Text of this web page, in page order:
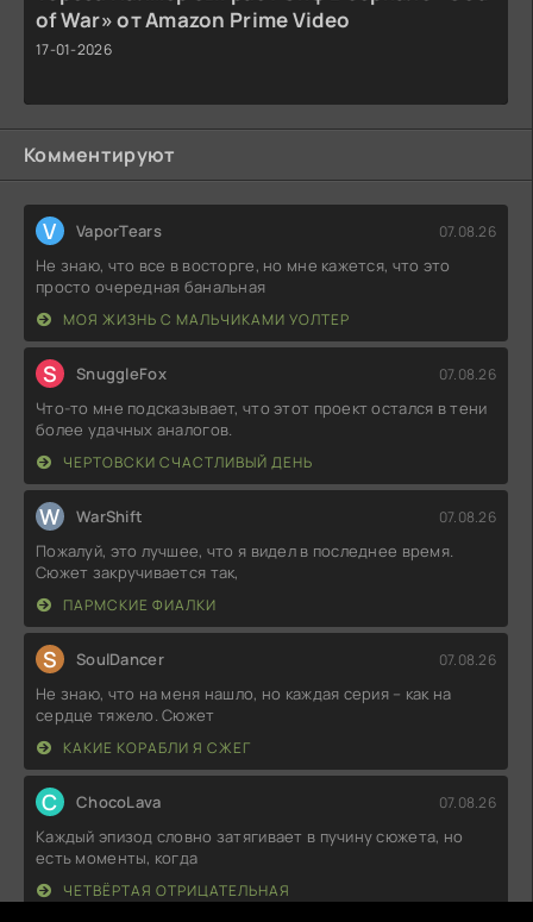
of War» от Amazon Prime Video
17-01-2026
Комментируют
V VaporTears 07.08.26
Не знаю, что все в восторге, но мне кажется, что это
просто очередная банальная
МОЯ ЖИЗНЬ С МАЛЬЧИКАМИ УОЛТЕР
S SnuggleFox 07.08.26
Что-то мне подсказывает, что этот проект остался в тени
более удачных аналогов.
ЧЕРТОВСКИ СЧАСТЛИВЫЙ ДЕНЬ
W WarShift 07.08.26
Пожалуй, это лучшее, что я видел в последнее время.
Сюжет закручивается так,
ПАРМСКИЕ ФИАЛКИ
S SoulDancer 07.08.26
Не знаю, что на меня нашло, но каждая серия – как на
сердце тяжело. Сюжет
КАКИЕ КОРАБЛИ Я СЖЕГ
C ChocoLava 07.08.26
Каждый эпизод словно затягивает в пучину сюжета, но
есть моменты, когда
ЧЕТВЁРТАЯ ОТРИЦАТЕЛЬНАЯ